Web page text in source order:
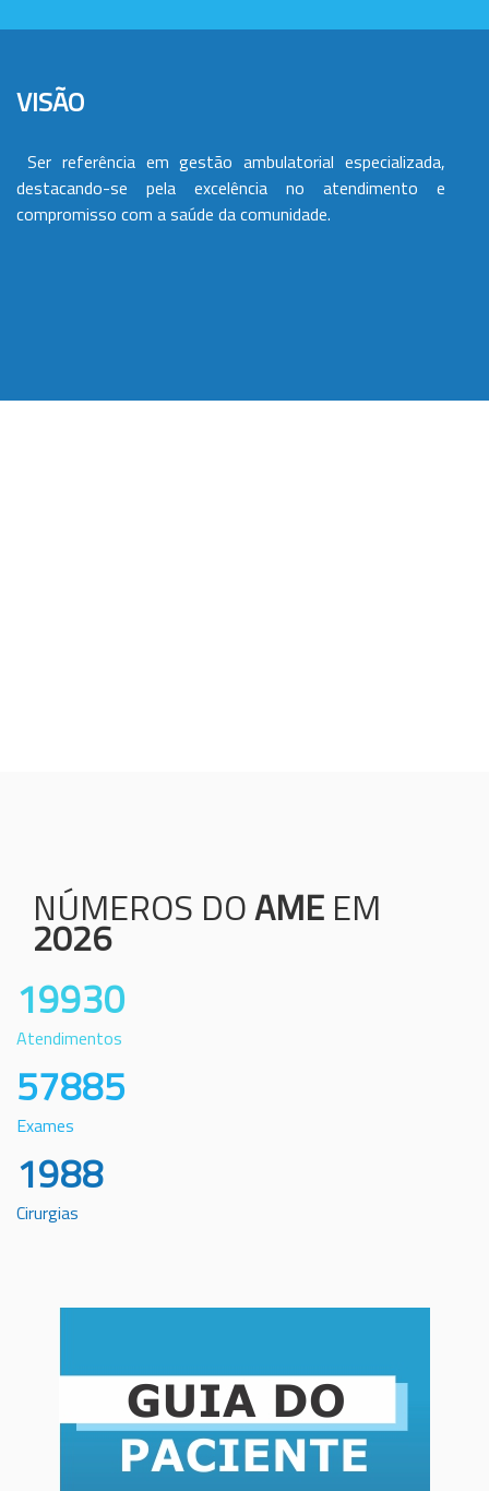
VISÃO
Ser referência em gestão ambulatorial especializada,
destacando-se pela excelência no atendimento e
compromisso com a saúde da comunidade.
NÚMEROS DOAME EM
2026
19930
Atendimentos
57885
Exames
1988
Cirurgias